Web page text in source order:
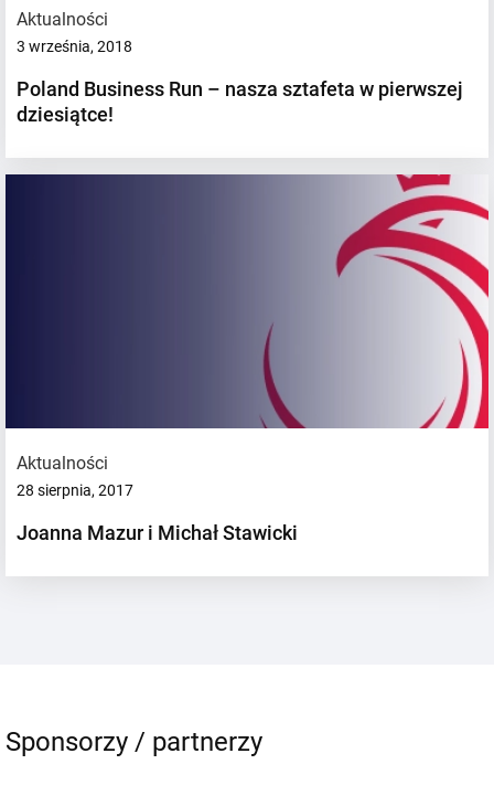
Aktualności
3 września, 2018
Poland Business Run – nasza sztafeta w pierwszej
dziesiątce!
Aktualności
28 sierpnia, 2017
Joanna Mazur i Michał Stawicki
Sponsorzy / partnerzy